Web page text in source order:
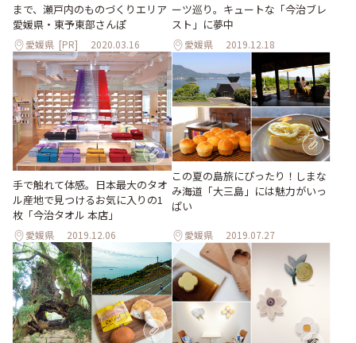
まで、瀬戸内のものづくりエリア
愛媛県・東予東部さんぽ
愛媛県 [PR] 2020.03.16
ーツ巡り。キュートな「今治ブレ
スト」に夢中
愛媛県 2019.12.18
手で触れて体感。日本最大のタオ
ル産地で見つけるお気に入りの1
枚「今治タオル 本店」
愛媛県 2019.12.06
この夏の島旅にぴったり！しまな
み海道「大三島」には魅力がいっ
ぱい
愛媛県 2019.07.27